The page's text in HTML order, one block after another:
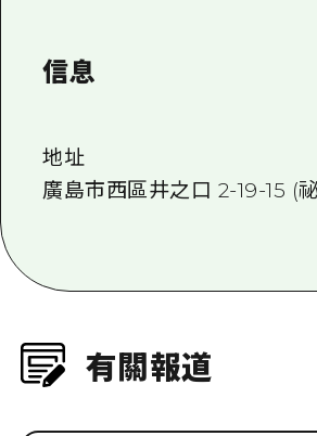
信息
地址
廣島市西區井之口 2-19-15 (
有關報道